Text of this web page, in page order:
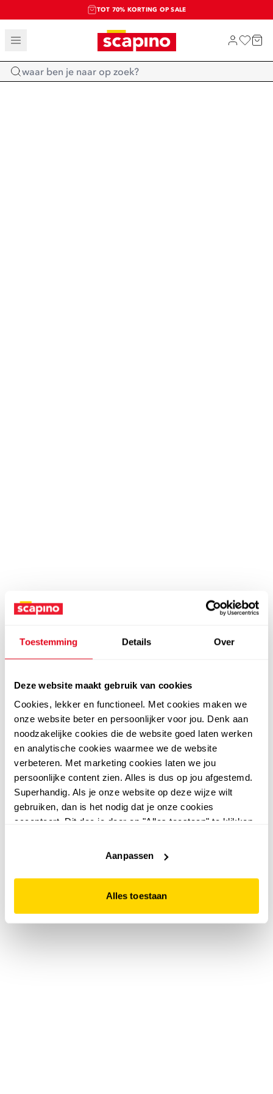
Toestemming Details Over
Deze website maakt gebruik van cookies
Cookies, lekker en functioneel. Met cookies maken we
onze website beter en persoonlijker voor jou. Denk aan
noodzakelijke cookies die de website goed laten werken
en analytische cookies waarmee we de website
verbeteren. Met marketing cookies laten we jou
persoonlijke content zien. Alles is dus op jou afgestemd.
Superhandig. Als je onze website op deze wijze wilt
gebruiken, dan is het nodig dat je onze cookies
accepteert. Dit doe je door op "Alles toestaan" te klikken.
website niet optimaal functioneert.
Aanpassen
Alles toestaan
TOT 70% KORTING OP SALE
SALE: LAATSTE KANS!
SHOP NIEUW
Home